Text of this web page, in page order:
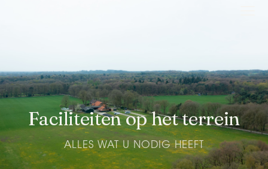
Faciliteiten op het terrein
ALLES WAT U NODIG HEEFT